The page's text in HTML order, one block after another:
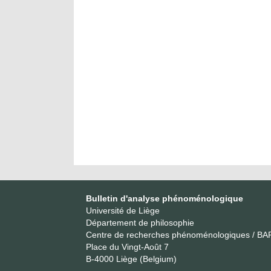
Bulletin d'analyse phénoménologique
Université de Liège
Département de philosophie
Centre de recherches phénoménologiques /
Place du Vingt-Août 7
B-4000 Liège (Belgium)